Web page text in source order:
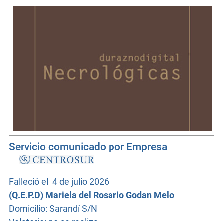
Servicio comunicado por Empresa
Falleció el 4 de julio2026
(Q.E.P.D) Mariela del Rosario Godan Melo
Domicilio: Sarandí S/N